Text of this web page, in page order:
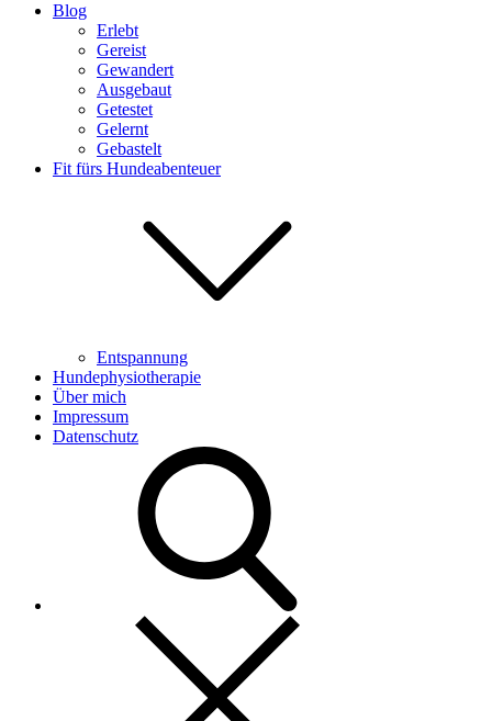
Blog
Erlebt
Gereist
Gewandert
Ausgebaut
Getestet
Gelernt
Gebastelt
Fit fürs Hundeabenteuer
Entspannung
Hundephysiotherapie
Über mich
Impressum
Datenschutz